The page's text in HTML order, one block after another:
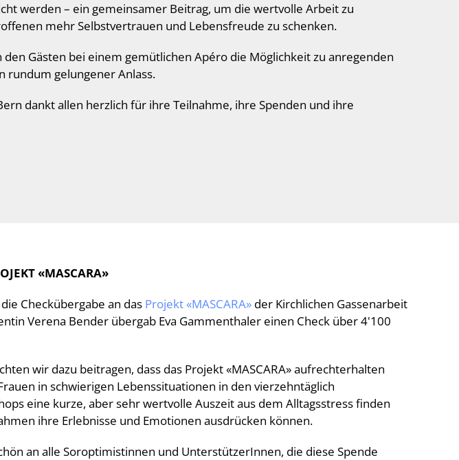
werden – ein gemeinsamer Beitrag, um die wertvolle Arbeit zu
mehr Selbstvertrauen und Lebensfreude zu schenken.
den Gästen bei einem gemütlichen Apéro die Möglichkeit zu anregenden
rundum gelungener Anlass.
dankt allen herzlich für ihre Teilnahme, ihre Spenden und ihre
«MASCARA»
Checkübergabe an das Projekt «MASCARA» der Kirchlichen Gassenarbeit
Verena Bender übergab Eva Gammenthaler einen Check über 4'100
wir dazu beitragen, dass das Projekt «MASCARA» aufrechterhalten
in schwierigen Lebenssituationen in den vierzehntäglich
eine kurze, aber sehr wertvolle Auszeit aus dem Alltagsstress finden
ihre Erlebnisse und Emotionen ausdrücken können.
an alle Soroptimistinnen und UnterstützerInnen, die diese Spende